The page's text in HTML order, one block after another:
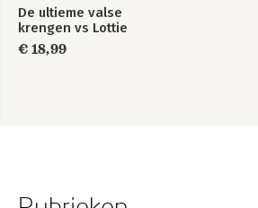
De ultieme valse
krengen vs Lottie
€ 18,99